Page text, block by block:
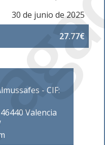
30 de junio de 2025
27.77€
- CIF:
Valencia